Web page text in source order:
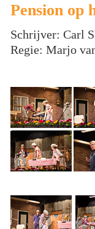
Pension op
Schrijver: Carl
Regie: Marjo